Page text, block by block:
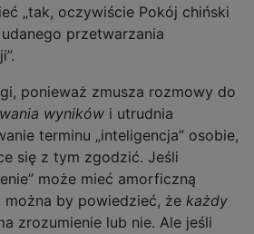
„tak, oczywiście Pokój chiński
przetwarzania
ponieważ zmusza rozmowy do
wyników i utrudnia
terminu „inteligencja” osobie,
się z tym zgodzić. Jeśli
może mieć amorficzną
można by powiedzieć, że każdy
zrozumienie lub nie. Ale jeśli